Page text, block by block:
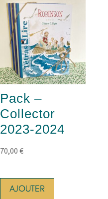
Pack –
Collector
2023-2024
70,00€
AJOUTER